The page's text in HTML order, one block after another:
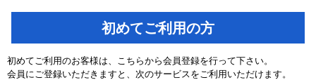
初めてご利用の方
初めてご利用のお客様は、こちらから会員登録を行って下さい。
会員にご登録いただきますと、次のサービスをご利用いただけます。